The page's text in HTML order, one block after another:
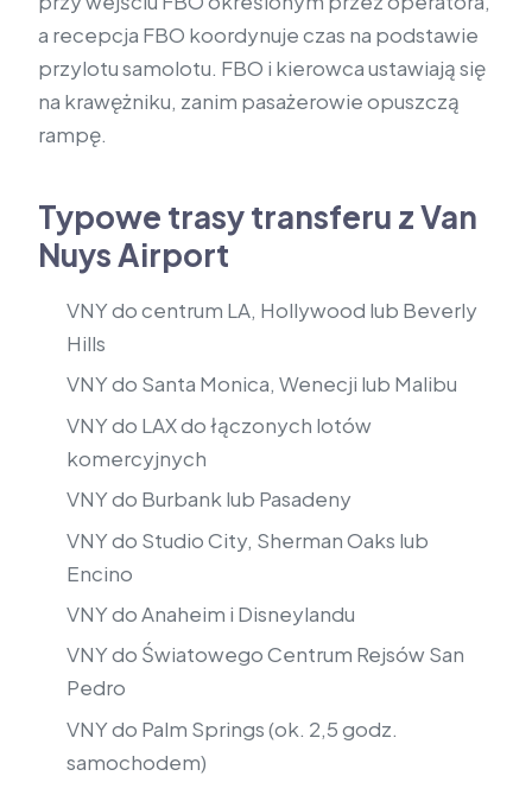
a recepcja FBO koordynuje czas na podstawie
przylotu samolotu. FBO i kierowca ustawiają się
na krawężniku, zanim pasażerowie opuszczą
rampę.
Typowe trasy transferu z Van
Nuys Airport
VNY do centrum LA, Hollywood lub Beverly
Hills
VNY do Santa Monica, Wenecji lub Malibu
VNY do LAX do łączonych lotów
komercyjnych
VNY do Burbank lub Pasadeny
VNY do Studio City, Sherman Oaks lub
Encino
VNY do Anaheim i Disneylandu
VNY do Światowego Centrum Rejsów San
Pedro
VNY do Palm Springs (ok. 2,5 godz.
samochodem)